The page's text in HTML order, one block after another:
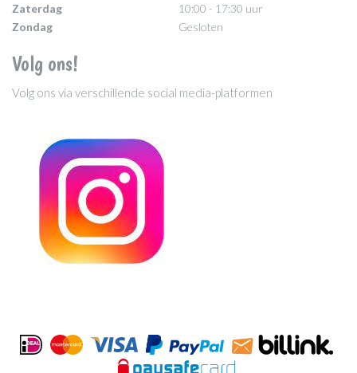
Zaterdag
10:00 - 17:30 uur
Zondag
Gesloten
Volg ons!
Volg ons via verschillende social media-platformen